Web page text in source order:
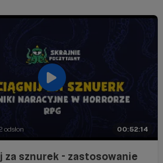
00:52:14
odsłon
za sznurek - zastosowanie